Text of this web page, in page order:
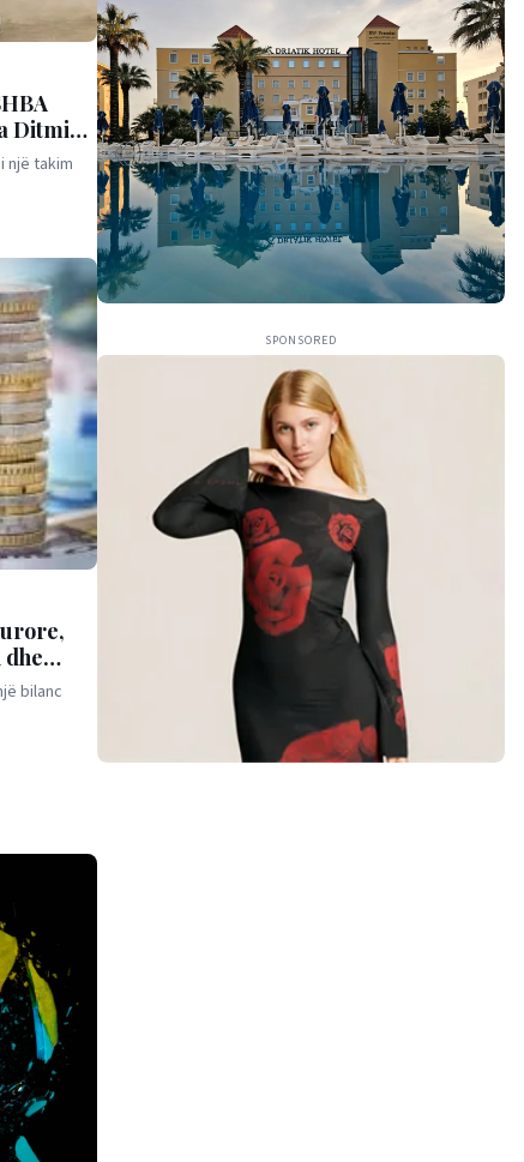
Ditmir
një takim
bilanc
SPONSORED